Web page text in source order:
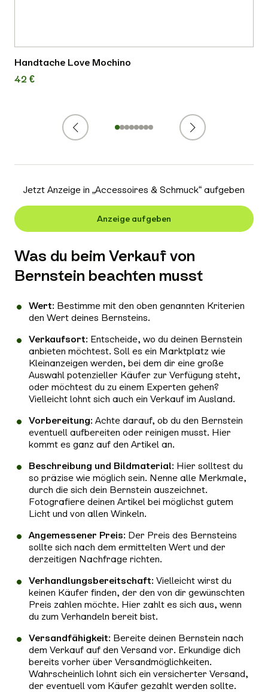
Zurück
Handtache Love Mochino
42 €
Weiter
1 2 3 4 5 6 7
Jetzt Anzeige in „Accessoires & Schmuck“ aufgeben
Anzeige aufgeben
Was du beim Verkauf von
Bernstein beachten musst
Wert: Bestimme mit den oben genannten Kriterien
den Wert deines Bernsteins.
Verkaufsort: Entscheide, wo du deinen Bernstein
anbieten möchtest. Soll es ein Marktplatz wie
Kleinanzeigen werden, bei dem dir eine große
Auswahl potenzieller Käufer zur Verfügung steht,
oder möchtest du zu einem Experten gehen?
Vielleicht lohnt sich auch ein Verkauf im Ausland.
Vorbereitung: Achte darauf, ob du den Bernstein
eventuell aufbereiten oder reinigen musst. Hier
kommt es ganz auf den Artikel an.
Beschreibung und Bildmaterial: Hier solltest du
so präzise wie möglich sein. Nenne alle Merkmale,
durch die sich dein Bernstein auszeichnet.
Fotografiere deinen Artikel bei möglichst gutem
Licht und von allen Winkeln.
Angemessener Preis: Der Preis des Bernsteins
sollte sich nach dem ermittelten Wert und der
derzeitigen Nachfrage richten.
Verhandlungsbereitschaft: Vielleicht wirst du
keinen Käufer finden, der den von dir gewünschten
Preis zahlen möchte. Hier zahlt es sich aus, wenn
du zum Verhandeln bereit bist.
Versandfähigkeit: Bereite deinen Bernstein nach
dem Verkauf auf den Versand vor. Erkundige dich
bereits vorher über Versandmöglichkeiten.
Wahrscheinlich lohnt sich ein versicherter Versand,
der eventuell vom Käufer gezahlt werden sollte.